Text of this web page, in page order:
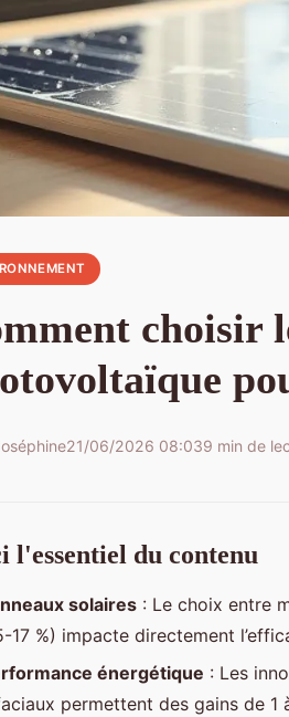
choisir
21/06/2026 08:039 min de
l'essentiel du contenu
solaires : Le choix entre
17 %) impacte directement
énergétique : Les
permettent des gains de 1